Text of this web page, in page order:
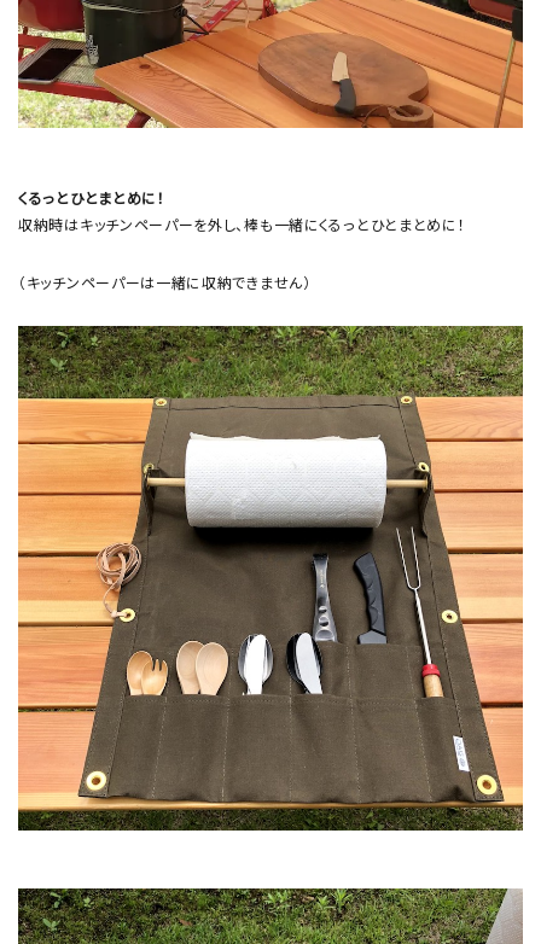
くるっとひとまとめに！
収納時はキッチンペーパーを外し、棒も一緒にくるっとひとまとめに！
（キッチンペーパーは一緒に収納できません）